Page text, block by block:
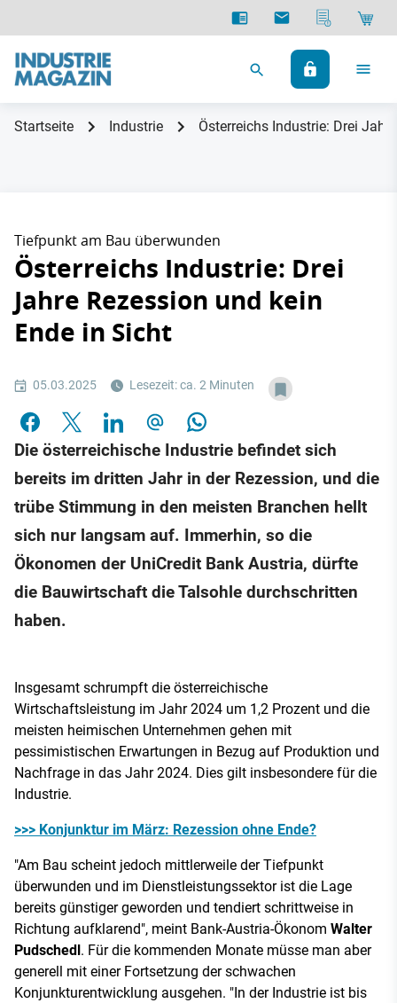
Startseite Industrie Österreichs Industrie: Drei
Tiefpunkt am Bau überwunden
Österreichs Industrie: Drei
Jahre Rezession und kein
Ende in Sicht
05.03.2025 Lesezeit: ca. 2 Minuten
Die österreichische Industrie befindet sich
bereits im dritten Jahr in der Rezession, und die
trübe Stimmung in den meisten Branchen hellt
sich nur langsam auf. Immerhin, so die
Ökonomen der UniCredit Bank Austria, dürfte
die Bauwirtschaft die Talsohle durchschritten
haben.
Insgesamt schrumpft die österreichische
Wirtschaftsleistung im Jahr 2024 um 1,2 Prozent und die
meisten heimischen Unternehmen gehen mit
pessimistischen Erwartungen in Bezug auf Produktion und
Nachfrage in das Jahr 2024. Dies gilt insbesondere für die
Industrie.
>>> Konjunktur im März: Rezession ohne Ende?
"Am Bau scheint jedoch mittlerweile der Tiefpunkt
überwunden und im Dienstleistungssektor ist die Lage
bereits günstiger geworden und tendiert schrittweise in
Richtung aufklarend", meint Bank-Austria-Ökonom Walter
Pudschedl . Für die kommenden Monate müsse man aber
generell mit einer Fortsetzung der schwachen
Konjunkturentwicklung ausgehen. "In der Industrie ist bis